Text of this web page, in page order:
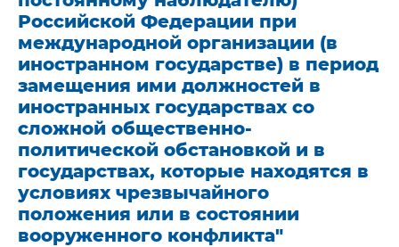
Российской Федерации при
международной организации (в
иностранном государстве) в период
замещения ими должностей в
иностранных государствах со
сложной общественно-
политической обстановкой и в
государствах, которые находятся в
условиях чрезвычайного
положения или в состоянии
вооруженного конфликта"